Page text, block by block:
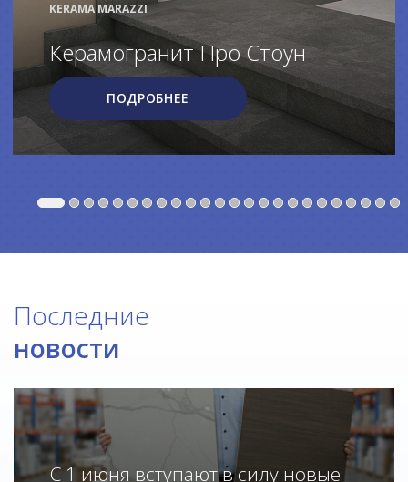
KERAMA MARAZZI
Керамогранит Про Стоун
ПОДРОБНЕЕ
Последние
новости
С 1 июня вступают в силу новые